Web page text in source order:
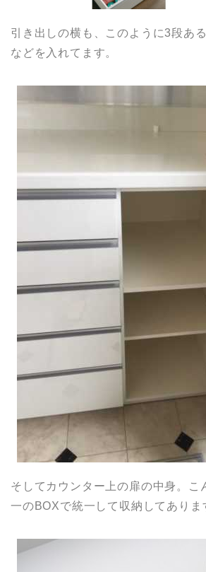
引き出しの横も、このように3段あ
などを入れてます。
そしてカウンター上の扉の中身。こ
一のBOXで統一して収納してありま